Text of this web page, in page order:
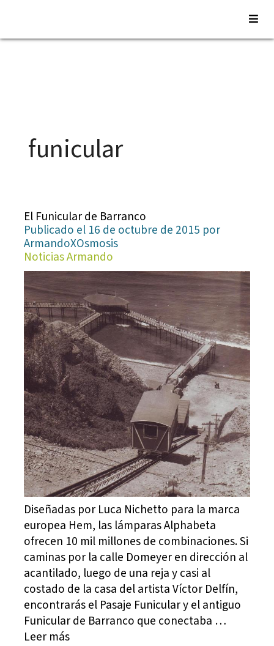
Saltar
funicular
El Funicular de Barranco
Publicado el 16 de octubre de 2015 por
ArmandoXOsmosis
Noticias Armando
Diseñadas por Luca Nichetto para la marca
europea Hem, las lámparas Alphabeta
ofrecen 10 mil millones de combinaciones. Si
caminas por la calle Domeyer en dirección al
acantilado, luego de una reja y casi al
costado de la casa del artista Víctor Delfín,
encontrarás el Pasaje Funicular y el antiguo
Funicular de Barranco que conectaba …
Leer más